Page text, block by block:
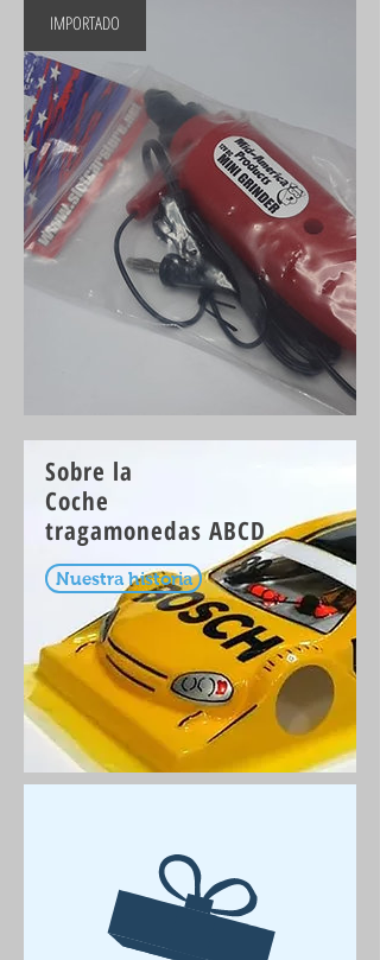
IMPORTADO
Sobre la
Coche
tragamonedas ABCD
Nuestra historia